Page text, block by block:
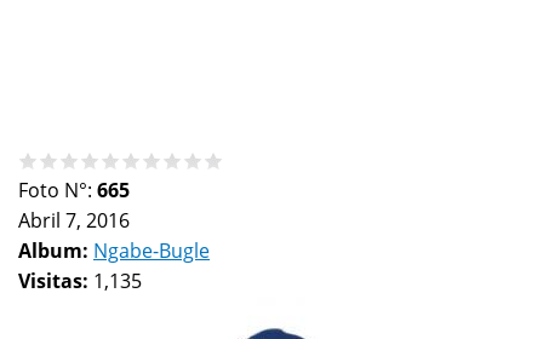
Foto N°: 665
Abril 7, 2016
Album: Ngabe-Bugle
Visitas: 1,135